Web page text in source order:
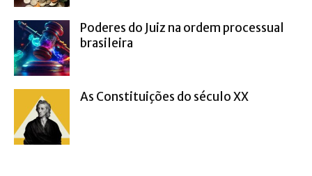
Poderes do Juiz na ordem processual
brasileira
As Constituições do século XX